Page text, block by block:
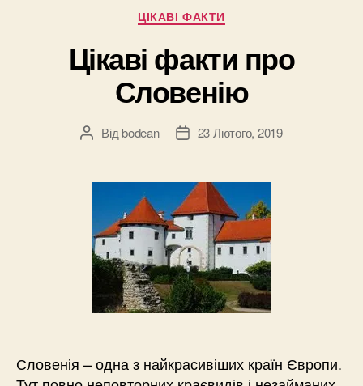
Категорії
ЦІКАВІ ФАКТИ
Цікаві факти про
Словенію
Автор
Відbodean
Дата23 Лютого, 2019
Словенія – одна з найкрасивіших країн Європи.